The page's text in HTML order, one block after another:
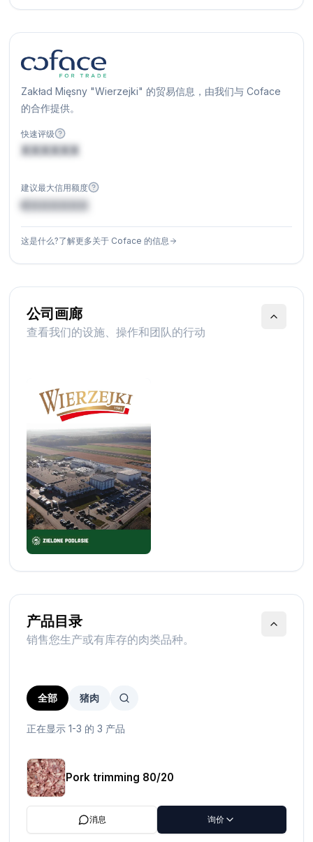
公司画廊
查看我们的设施、操作和团队的行动
产品目录
销售您生产或有库存的肉类品种。
全部 猪肉
正在显示 1-3 的 3 产品
Pork trimming 80/20
消息 询价
Zakład Mięsny "Wierzejki" 的贸易信息，由我们与 Coface
的合作提供。
快速评级
XXXXXX
建议最大信用额度
€XXXXXX
这是什么?了解更多关于 Coface 的信息